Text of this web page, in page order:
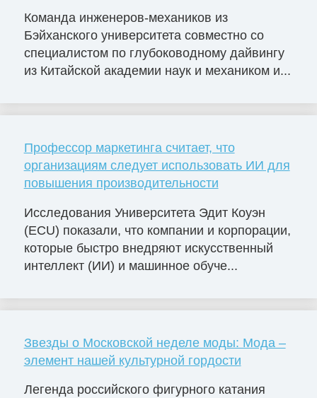
Команда инженеров-механиков из
Бэйханского университета совместно со
специалистом по глубоководному дайвингу
из Китайской академии наук и механиком и...
Профессор маркетинга считает, что
организациям следует использовать ИИ для
повышения производительности
Исследования Университета Эдит Коуэн
(ECU) показали, что компании и корпорации,
которые быстро внедряют искусственный
интеллект (ИИ) и машинное обуче...
Звезды о Московской неделе моды: Мода –
элемент нашей культурной гордости
Легенда российского фигурного катания